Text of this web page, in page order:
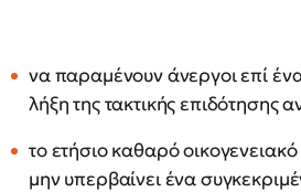
να παραμένουν άνεργοι επί
λήξη της τακτικής επιδότησης
το ετήσιο καθαρό
μην υπερβαίνει ένα